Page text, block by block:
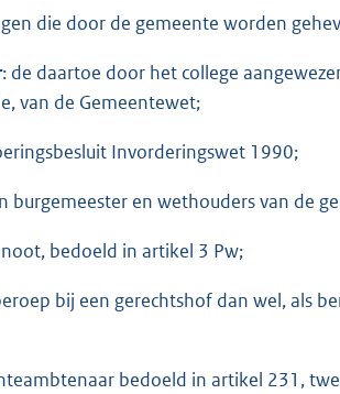
die door de gemeente worden
: de daartoe door het college
van de Gemeentewet;
Invorderingswet 1990;
burgemeester en wethouders van de
bedoeld in artikel 3 Pw;
bij een gerechtshof dan wel, als
bedoeld in artikel 231,